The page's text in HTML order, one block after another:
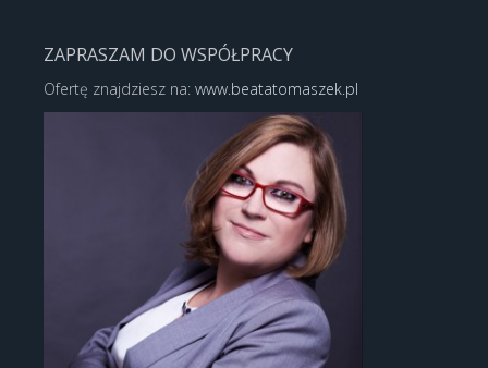
ZAPRASZAM DO WSPÓŁPRACY
Ofertę znajdziesz na: www.beatatomaszek.pl